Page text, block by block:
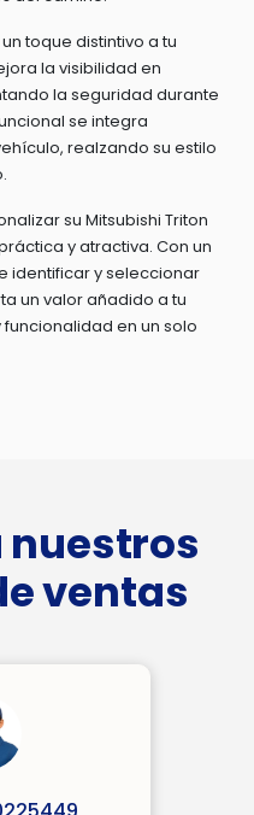
toque distintivo a tu
la visibilidad en
la seguridad durante
se integra
realzando su estilo
su Mitsubishi Triton
y atractiva. Con un
identificar y seleccionar
un valor añadido a tu
en un solo
ventas